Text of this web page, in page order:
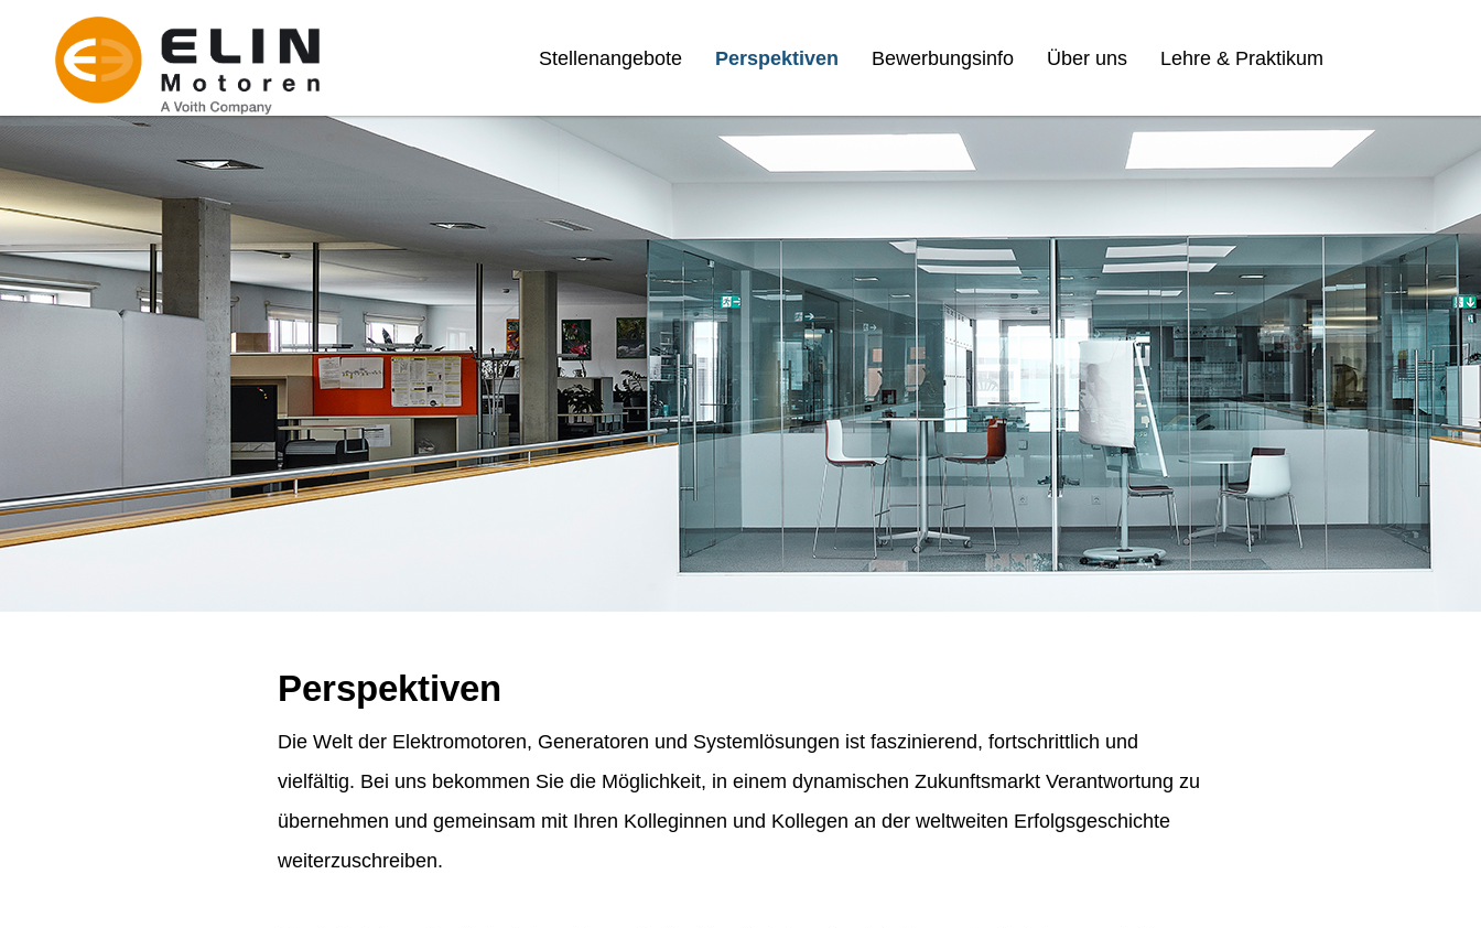
Stellenangebote Perspektiven Bewerbungsinfo Über uns Lehre & Praktikum
Perspektiven
Die Welt der Elektromotoren, Generatoren und Systemlösungen ist faszinierend, fortschrittlich und
vielfältig. Bei uns bekommen Sie die Möglichkeit, in einem dynamischen Zukunftsmarkt Verantwortung zu
übernehmen und gemeinsam mit Ihren Kolleginnen und Kollegen an der weltweiten Erfolgsgeschichte
weiterzuschreiben.